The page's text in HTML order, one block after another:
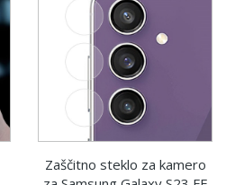
Zaščitno steklo za kamero